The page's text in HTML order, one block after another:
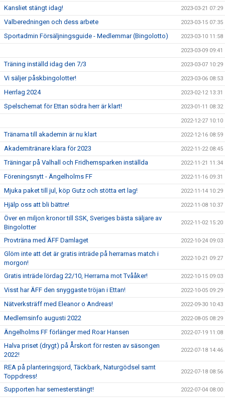
Kansliet stängt idag! 2023-03-21 07:29
Valberedningen och dess arbete 2023-03-15 07:35
Sportadmin Försäljningsguide - Medlemmar (Bingolotto) 2023-03-10 11:58
2023-03-09 09:41
Träning inställd idag den 7/3 2023-03-07 10:29
Vi säljer påskbingolotter! 2023-03-06 08:53
Herrlag 2024 2023-02-12 13:31
Spelschemat för Ettan södra herr är klart! 2023-01-11 08:32
2022-12-27 10:10
Tränarna till akademin är nu klart 2022-12-16 08:59
Akademitränare klara för 2023 2022-11-22 08:45
Träningar på Valhall och Fridhemsparken inställda 2022-11-21 11:34
Föreningsnytt - Ängelholms FF 2022-11-16 09:31
Mjuka paket till jul, köp Gutz och stötta ert lag! 2022-11-14 10:29
Hjälp oss att bli bättre! 2022-11-08 10:37
Över en miljon kronor till SSK, Sveriges bästa säljare av
Bingolotter
2022-11-02 15:20
Provträna med ÄFF Damlaget 2022-10-24 09:03
Glöm inte att det är gratis inträde på herrarnas match i
morgon!
2022-10-21 09:27
Gratis inträde lördag 22/10, Herrarna mot Tvååker! 2022-10-15 09:03
Visst har ÄFF den snyggaste tröjan i Ettan! 2022-10-05 09:29
Nätverksträff med Eleanor o Andreas! 2022-09-30 10:43
Medlemsinfo augusti 2022 2022-08-05 08:29
Ängelholms FF förlänger med Roar Hansen 2022-07-19 11:08
Halva priset (drygt) på Årskort för resten av säsongen
2022!
2022-07-18 14:46
REA på planteringsjord, Täckbark, Naturgödsel samt
Toppdress!
2022-07-18 08:56
Supporten har semesterstängt! 2022-07-04 08:00